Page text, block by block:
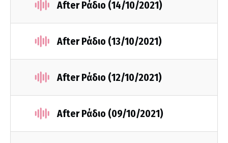
After Ράδιο (14/10/2021)
After Ράδιο (13/10/2021)
After Ράδιο (12/10/2021)
After Ράδιο (09/10/2021)